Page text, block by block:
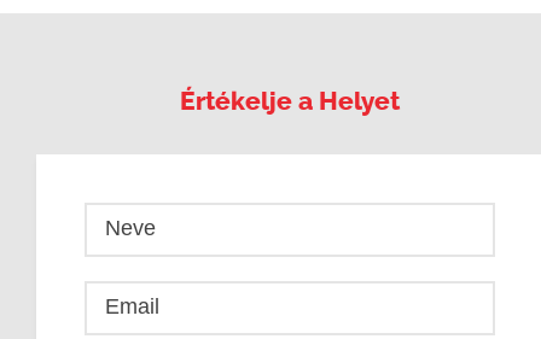
Értékelje a Helyet
Neve
Email